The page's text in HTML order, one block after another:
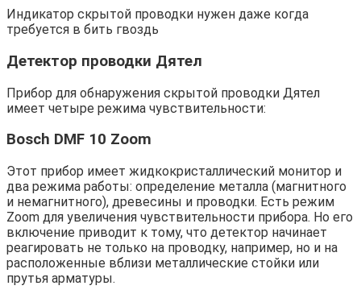
Индикатор скрытой проводки нужен даже когда
требуется в бить гвоздь
Детектор проводки Дятел
Прибор для обнаружения скрытой проводки Дятел
имеет четыре режима чувствительности:
Bosch DMF 10 Zoom
Этот прибор имеет жидкокристаллический монитор и
два режима работы: определение металла (магнитного
и немагнитного), древесины и проводки. Есть режим
Zoom для увеличения чувствительности прибора. Но его
включение приводит к тому, что детектор начинает
реагировать не только на проводку, например, но и на
расположенные вблизи металлические стойки или
прутья арматуры.